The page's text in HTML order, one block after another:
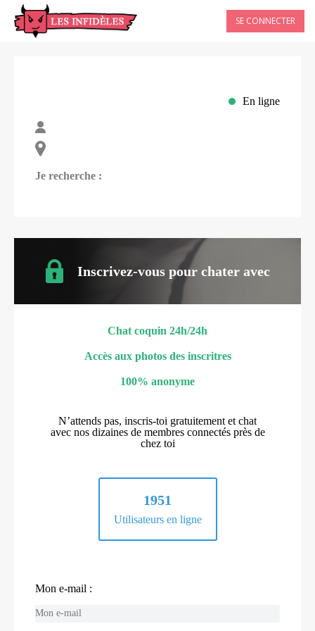
SE CONNECTER
En ligne
Je recherche :
Inscrivez-vous pour chater avec
Chat coquin 24h/24h
Accès aux photos des inscritres
100% anonyme
N’attends pas, inscris-toi gratuitement et chat
avec nos dizaines de membres connectés près de
chez toi
1951
Utilisateurs en ligne
Mon e-mail :